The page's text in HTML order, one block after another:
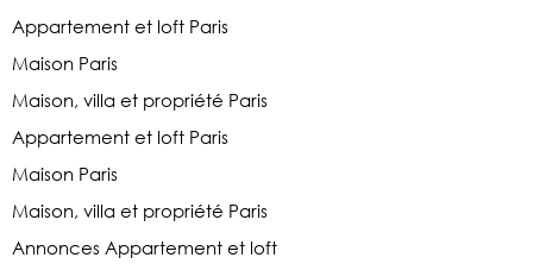
Appartement et loft Paris
Maison Paris
Maison, villa et propriété Paris
Appartement et loft Paris
Maison Paris
Maison, villa et propriété Paris
Annonces Appartement et loft